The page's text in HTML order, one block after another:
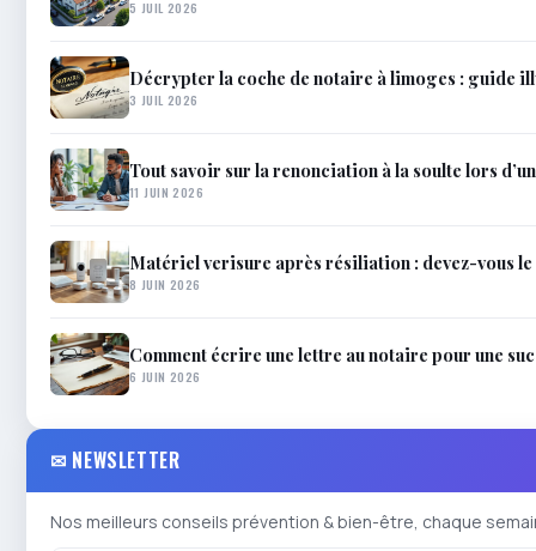
5 JUIL 2026
Décrypter la coche de notaire à limoges : guide
3 JUIL 2026
Tout savoir sur la renonciation à la soulte lors
11 JUIN 2026
Matériel verisure après résiliation : devez-vous
8 JUIN 2026
Comment écrire une lettre au notaire pour une
6 JUIN 2026
✉ NEWSLETTER
Nos meilleurs conseils prévention & bien-être, chaque